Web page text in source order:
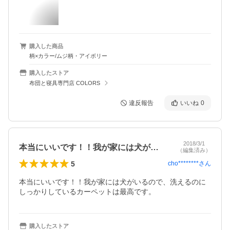
購入した商品
柄×カラー/ムジ柄・アイボリー
購入したストア
布団と寝具専門店 COLORS
違反報告 いいね 0
本当にいいです！！我が家には犬がいるの…
2018/3/1
（編集済み）
5 cho********さん
本当にいいです！！我が家には犬がいるので、洗えるのに
しっかりしているカーペットは最高です。
購入したストア